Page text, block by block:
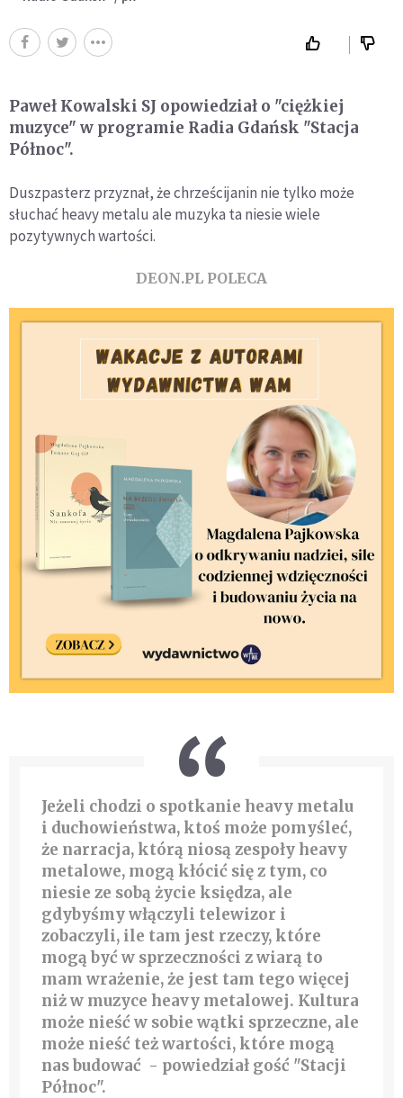
Paweł Kowalski SJ opowiedział o "ciężkiej
muzyce" w programie Radia Gdańsk "Stacja
Północ".
Duszpasterz przyznał, że chrześcijanin nie tylko może
słuchać heavy metalu ale muzyka ta niesie wiele
pozytywnych wartości.
DEON.PL POLECA
Jeżeli chodzi o spotkanie heavy metalu
i duchowieństwa, ktoś może pomyśleć,
że narracja, którą niosą zespoły heavy
metalowe, mogą kłócić się z tym, co
niesie ze sobą życie księdza, ale
gdybyśmy włączyli telewizor i
zobaczyli, ile tam jest rzeczy, które
mogą być w sprzeczności z wiarą to
mam wrażenie, że jest tam tego więcej
niż w muzyce heavy metalowej. Kultura
może nieść w sobie wątki sprzeczne, ale
może nieść też wartości, które mogą
nas budować - powiedział gość "Stacji
Północ".